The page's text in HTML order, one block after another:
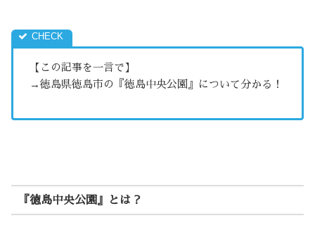
【この記事を一言で】
→徳島県徳島市の『徳島中央公園』について分かる！
『徳島中央公園』とは？